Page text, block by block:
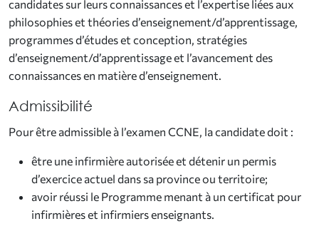
candidates sur leurs connaissances et l’expertise liées aux
philosophies et théories d’enseignement/d’apprentissage,
programmes d’études et conception, stratégies
d’enseignement/d’apprentissage et l’avancement des
connaissances en matière d’enseignement.
Admissibilité
Pour être admissible à l’examen CCNE, la candidate doit :
être une infirmière autorisée et détenir un permis
d’exercice actuel dans sa province ou territoire;
avoir réussi le Programme menant à un certificat pour
infirmières et infirmiers enseignants.